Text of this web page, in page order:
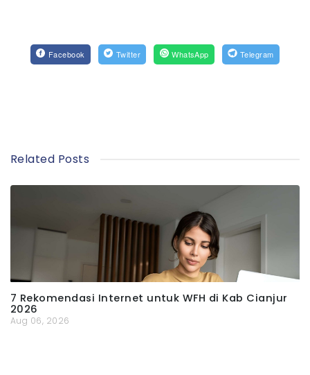
Facebook Twitter WhatsApp Telegram
Related Posts
7 Rekomendasi Internet untuk WFH di Kab Cianjur
2026
Aug 06, 2026